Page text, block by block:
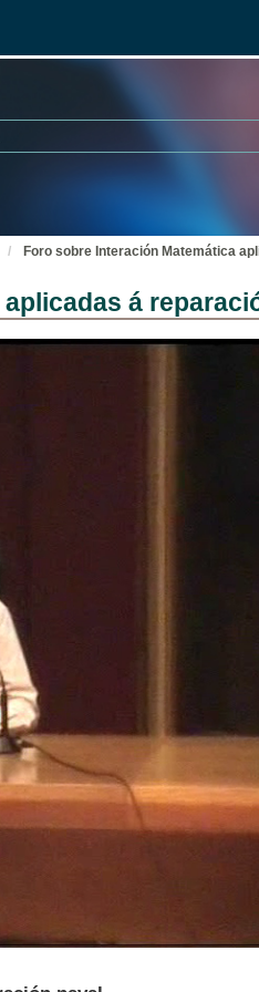
Foro sobre Interación Matemática
á